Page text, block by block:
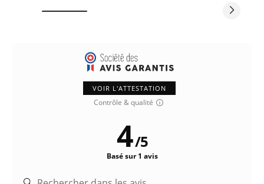
VOIR L'ATTESTATION
Contrôle & qualité
4/5
Basé sur 1 avis